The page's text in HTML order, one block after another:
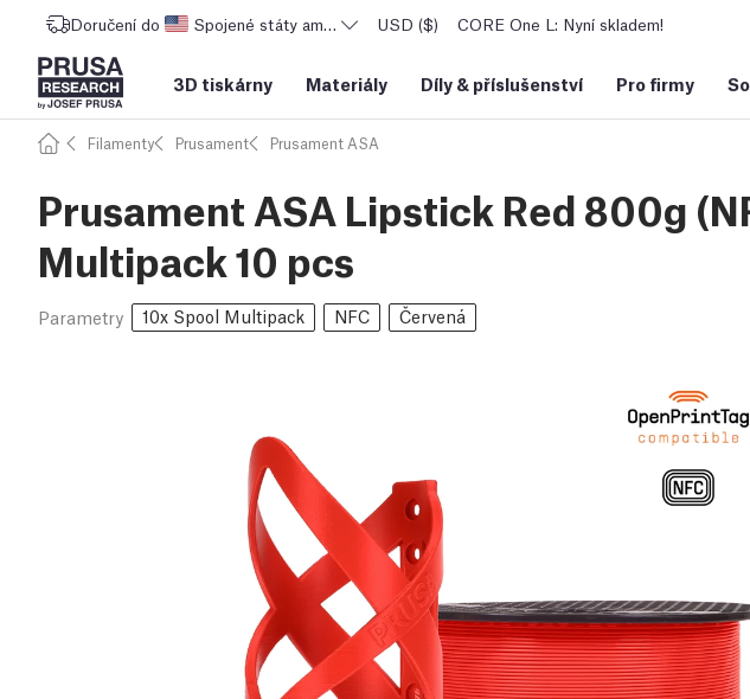
Doručení do Spojené státy americké USD ($) CORE One L: Nyní skladem!
3D tiskárny Materiály Díly & příslušenství Pro firmy
Filamenty Prusament Prusament ASA
Prusament ASA Lipstick Red 800g
Multipack 10 pcs
Parametry 10x Spool Multipack NFC Červená